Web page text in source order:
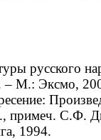
русского
– М.: Эксмо,
примеч. С.Ф.
1994.